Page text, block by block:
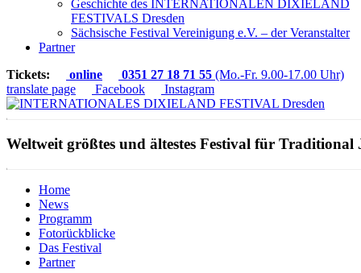
Geschichte des INTERNATIONALEN DIXIELAND
FESTIVALS Dresden
Sächsische Festival Vereinigung e.V. – der Veranstalter
Partner
Tickets:
online 0351 27 18 71 55 (Mo.-Fr. 9.00-17.00 Uhr)
translate page
Facebook Instagram
Weltweit größtes und ältestes Festival für Traditional
Home
News
Programm
Fotorückblicke
Das Festival
Partner